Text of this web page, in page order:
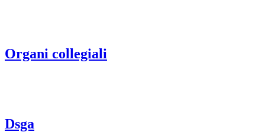
Organi collegiali
Dsga